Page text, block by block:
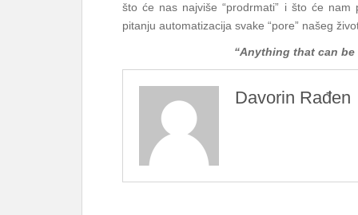
što će nas najviše “prodrmati” i što će
pitanju automatizacija svake “pore” našeg
“Anything that can
Davorin Rađen